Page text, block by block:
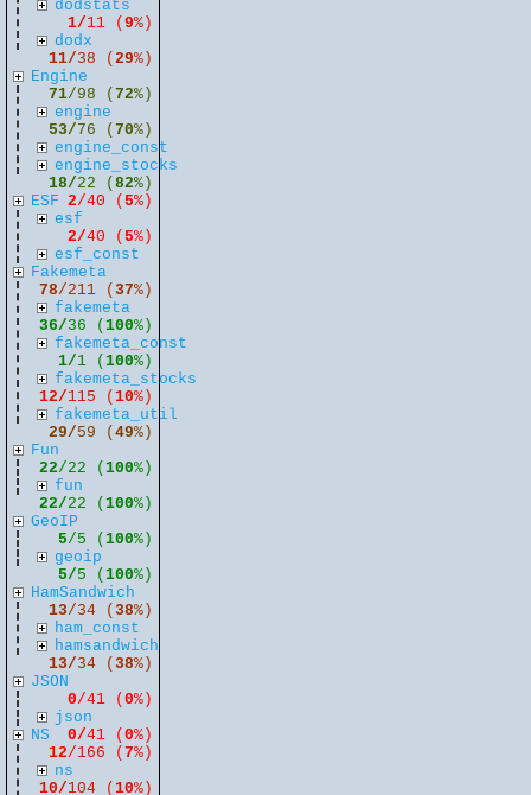
dodstats
1/11 (9%)
dodx
11/38 (29%)
Engine
71/98 (72%)
engine
53/76 (70%)
engine_const
engine_stocks
18/22 (82%)
ESF 2/40 (5%)
esf
2/40 (5%)
esf_const
Fakemeta
78/211 (37%)
fakemeta
36/36 (100%)
fakemeta_const
1/1 (100%)
fakemeta_stocks
12/115 (10%)
fakemeta_util
29/59 (49%)
Fun
22/22 (100%)
fun
22/22 (100%)
GeoIP
5/5 (100%)
geoip
5/5 (100%)
HamSandwich
13/34 (38%)
ham_const
hamsandwich
13/34 (38%)
JSON
0/41 (0%)
json
0/41 (0%)
NS
12/166 (7%)
ns
10/104 (10%)